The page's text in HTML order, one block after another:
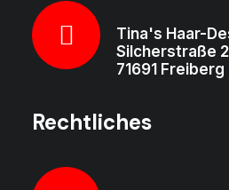
Tina's Haar-
Silcherstraße
71691 Freiberg
Rechtliches